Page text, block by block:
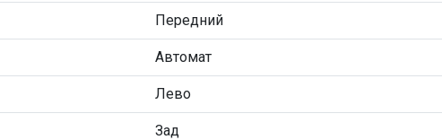
Передний
Автомат
Лево
Зад